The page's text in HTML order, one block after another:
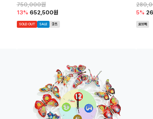
750,000원
13% 652,500원
SOLD OUT SALE 굿즈
5%
오브제